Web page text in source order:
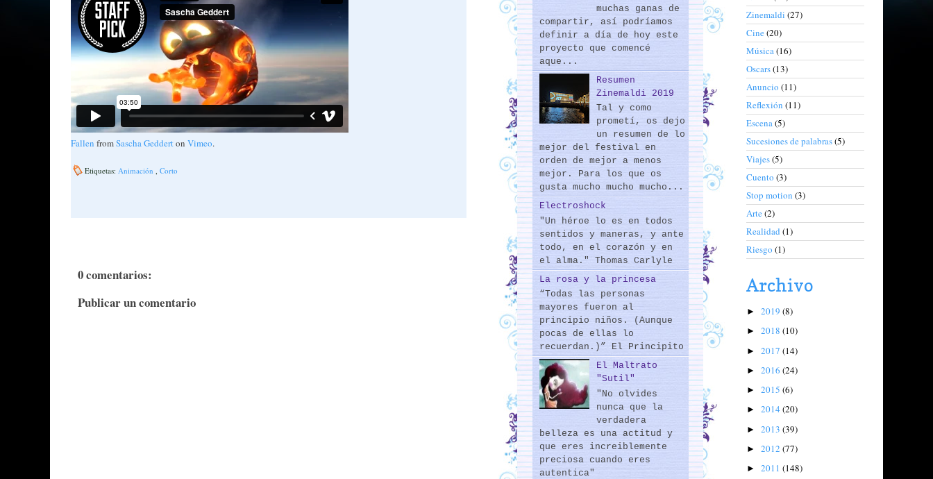
Fallen fromSascha Gedderton Vimeo.
Etiquetas: Animación Corto
0 comentarios:
Publicar un comentario
muchas ganas de
compartir, así podríamos
definir a día de hoy este
proyecto que comencé
aque...
Resumen
Zinemaldi 2019
Tal y como
prometí, os dejo
un resumen de lo
mejor del festival en
orden de mejor a menos
mejor. Para los que os
gusta mucho mucho mucho...
Electroshock
"Un héroe lo es en todos
sentidos y maneras, y ante
todo, en el corazón y en
el alma." Thomas Carlyle
La rosa y la princesa
“Todas las personas
mayores fueron al
principio niños. (Aunque
pocas de ellas lo
recuerdan.)” El Principito
El Maltrato
"Sutil"
"No olvides
nunca que la
verdadera
belleza es una actitud y
que eres increiblemente
preciosa cuando eres
autentica"
Zinemaldi (27)
Cine(20)
Música(16)
Oscars(13)
Anuncio (11)
Reflexión (11)
Escena(5)
Sucesiones de palabras(5)
Viajes(5)
Cuento (3)
Stop motion (3)
Arte(2)
Realidad (1)
Riesgo (1)
Archivo
► 2019 (8)
► 2018 (10)
► 2017 (14)
► 2016 (24)
► 2015 (6)
► 2014 (20)
► 2013 (39)
► 2012 (77)
► 2011 (148)